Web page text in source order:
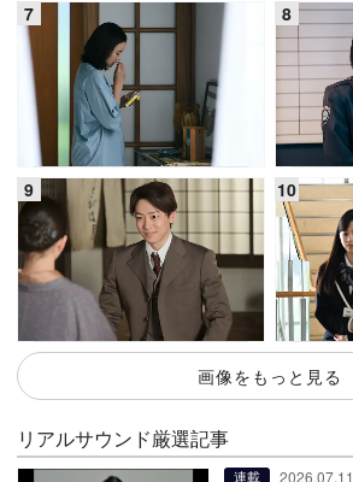
画像をもっと見る
リアルサウンド厳選記事
連載 2026.07.11